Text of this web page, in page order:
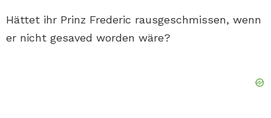
Hättet ihr Prinz Frederic rausgeschmissen, wenn
er nicht gesaved worden wäre?